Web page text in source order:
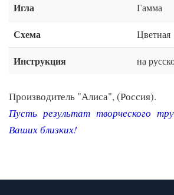
Игла Гамма
Схема Цветная
Инструкция на
Производитель "Алиса", (Россия).
Пусть результат творческого
Ваших близких!